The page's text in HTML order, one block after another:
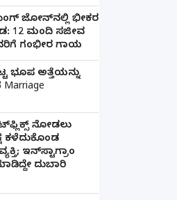
ಜೋನ್‌ನಲ್ಲಿ ಭೀಕರ
12 ಮಂದಿ ಸಜೀವ
ಗಂಭೀರ ಗಾಯ
ಭೂಪ ಅತ್ತೆಯನ್ನು
ನೋಡಲು
ಕಳೆದುಕೊಂಡ
ಇನ್‌ಸ್ಟಾಗ್ರಾಂ
ದುಬಾರಿ